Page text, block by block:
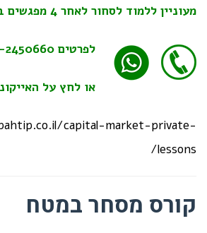
מעוניין ללמוד לסחור לאחר 4 מפגשים בלבד?
לפרטים
או לחץ על
capital-market-private-
lessons/
קורס מסחר במטח